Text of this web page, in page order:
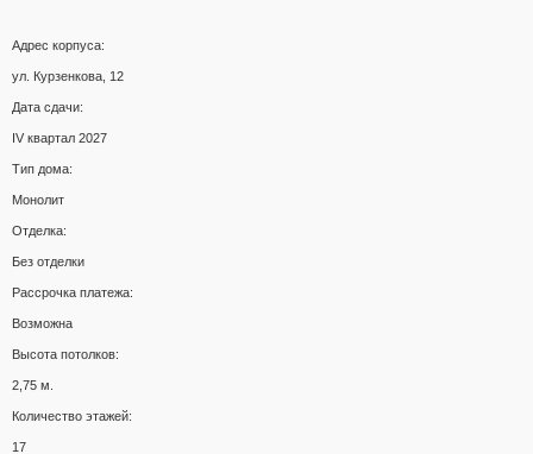
Адрес корпуса:
ул. Курзенкова, 12
Дата сдачи:
IV квартал 2027
Тип дома:
Монолит
Отделка:
Без отделки
Рассрочка платежа:
Возможна
Высота потолков:
2,75 м.
Количество этажей:
17